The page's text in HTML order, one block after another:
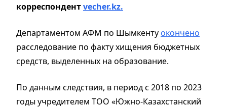
корреспондентvecher.kz.
Департаментом АФМ по Шымкенту окончено
расследование по факту хищения бюджетных
средств, выделенных на образование.
По данным следствия, в период с 2018 по 2023
годы учредителем ТОО «Южно-Казахстанский